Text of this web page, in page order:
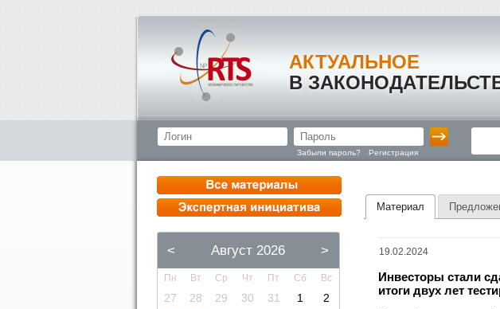
АКТУАЛЬНОЕ
В
Забыли пароль? Регистрация
< Август 2026 >
Пн Вт Ср Чт Пт Сб Вс
27 28 29 30 31 1
2
Материал
19.02.2024
Инвесторы стали
итоги двух лет